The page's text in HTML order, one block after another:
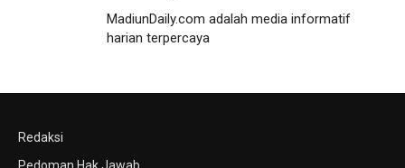
MadiunDaily.com adalah media informatif
harian terpercaya
Redaksi